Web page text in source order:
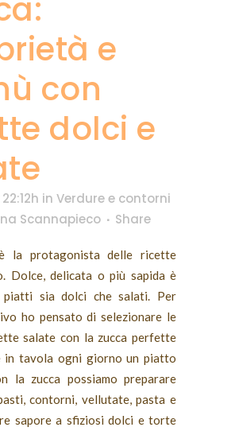
e
con
dolci e
in Verdure e contorni
Scannapieco Share
la protagonista delle ricette
Dolce, delicata o più sapida è
sia dolci che salati. Per
ho pensato di selezionare le
salate con la zucca perfette
in tavola ogni giorno un piatto
la zucca possiamo preparare
contorni, vellutate, pasta e
sapore a sfiziosi dolci e torte